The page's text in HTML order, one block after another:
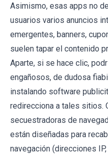
Asimismo, esas apps no
usuarios varios anuncios
emergentes, banners,
suelen tapar el contenido
Aparte, si se hace clic,
engañosos, de dudosa
instalando software
redirecciona a tales sitios.
secuestradoras de
están diseñadas para
navegación (direcciones